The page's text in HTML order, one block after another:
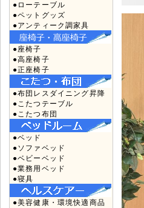
●ローテーブル
●ペットグッズ
●アンティーク調家具
●座椅子
●高座椅子
●正座椅子
●布団レスダイニング昇降
●こたつテーブル
●こたつ布団
●ベッド
●ソファベッド
●ベビーベッド
●業務用ベッド
●寝具
●美容健康・環境快適商品